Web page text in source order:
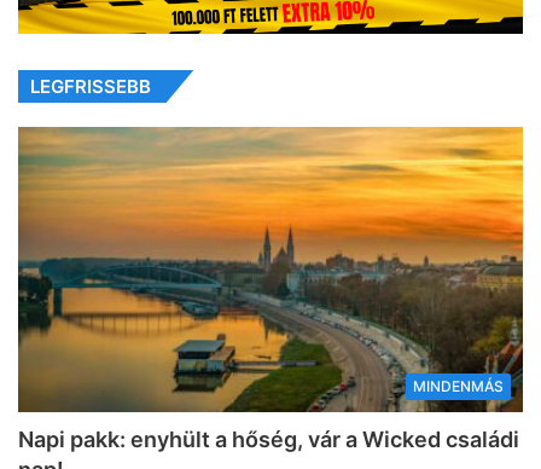
LEGFRISSEBB
MINDENMÁS
Napi pakk: enyhült a hőség, vár a Wicked családi